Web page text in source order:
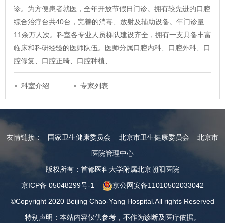
诊。为方便患者就医，全年开放节假日门诊。拥有较先进的口腔
综合治疗台共40台，完善的消毒、放射及辅助设备。年门诊量
11余万人次。科室各专业人员梯队建设齐全，拥有一支具备丰富
临床和科研经验的医师队伍。医师分属口腔内科、口腔外科、口
腔修复、口腔正畸、口腔种植、…
科室介绍 专家列表
友情链接： 国家卫生健康委员会 北京市卫生健康委员会
北京市
医院管理中心
版权所有：首都医科大学附属北京朝阳医院
京ICP备 05048299号-1
京公网安备11010502033042
©Copyright 2020 Beijing Chao-Yang Hospital.All rights Reserved
特别声明：本站内容仅供参考，不作为诊断及医疗依据。